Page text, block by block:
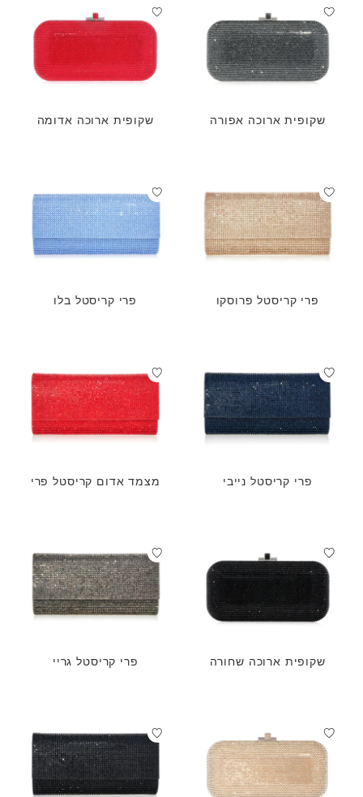
שקופית ארוכה אפורה שקופית ארוכה אדומה
פרי קריסטל פרוסקו פרי קריסטל בלו
פרי קריסטל נייבי מצמד אדום קריסטל פרי
שקופית ארוכה שחורה פרי קריסטל גריי